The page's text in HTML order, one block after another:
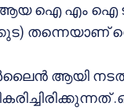
ആയ ഐ എം ഐ
തന്നെയാണ്
ആയി